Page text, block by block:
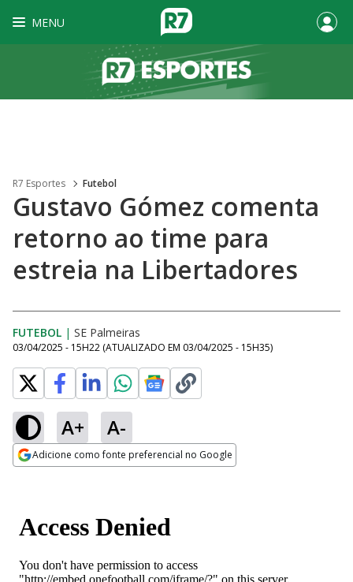
MENU
R7 Esportes Futebol
Gustavo Gómez comenta
retorno ao time para
estreia na Libertadores
FUTEBOL | SE Palmeiras
03/04/2025 - 15H22 (ATUALIZADO EM 03/04/2025 - 15H35)
A+ A-
Adicione como fonte preferencial no Google